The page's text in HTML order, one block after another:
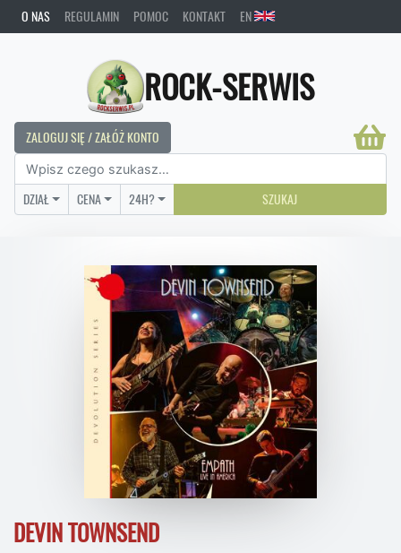
O NAS REGULAMIN POMOC KONTAKT EN
ROCK-SERWIS
ZALOGUJ SIĘ / ZAŁÓŻ KONTO
DZIAŁ CENA 24H? SZUKAJ
DEVIN TOWNSEND